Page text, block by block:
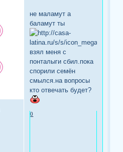
не маламут а
баламут ты
взял меня с
понталыги сбил.пока
спорили семён
смылся.на вопросы
кто отвечать будет?
0